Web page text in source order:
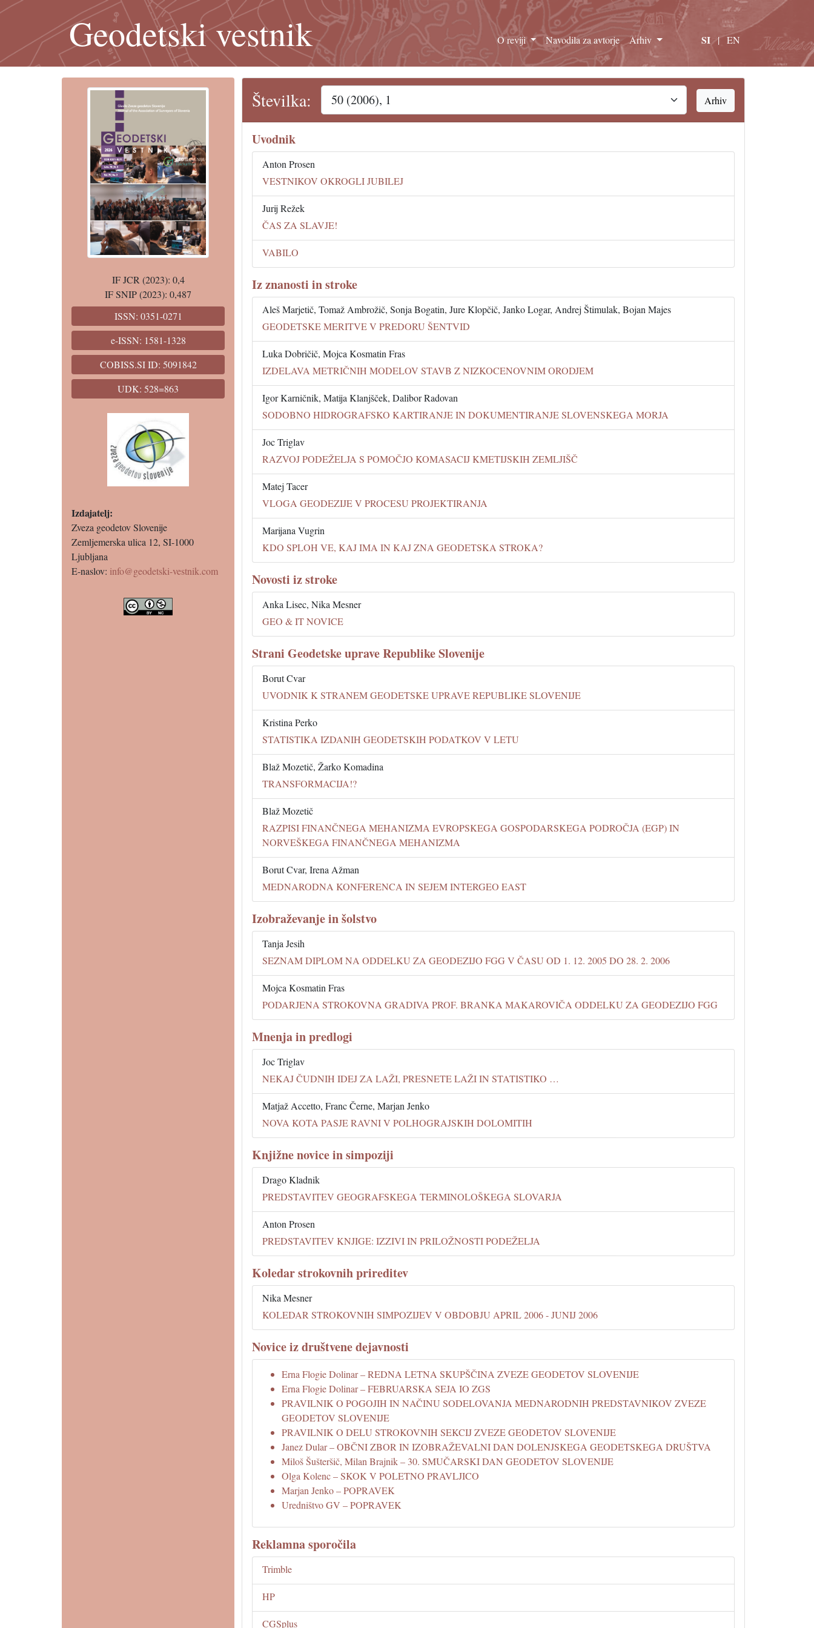
Geodetski vestnik O reviji Navodila za avtorje Arhiv SI | EN
IF JCR (2023): 0,4
IF SNIP (2023): 0,487
ISSN: 0351-0271
e-ISSN: 1581-1328
COBISS.SI ID: 5091842
UDK: 528=863
Izdajatelj:
Zveza geodetov Slovenije
Zemljemerska ulica 12, SI-1000
Ljubljana
E-naslov: info@geodetski-vestnik.com
Številka: Arhiv
Uvodnik
Anton Prosen
VESTNIKOV OKROGLI JUBILEJ
Jurij Režek
ČAS ZA SLAVJE!
VABILO
Iz znanosti in stroke
Aleš Marjetič, Tomaž Ambrožič, Sonja Bogatin, Jure Klopčič, Janko Logar, Andrej Štimulak, Bojan Majes
GEODETSKE MERITVE V PREDORU ŠENTVID
Luka Dobričič, Mojca Kosmatin Fras
IZDELAVA METRIČNIH MODELOV STAVB Z NIZKOCENOVNIM ORODJEM
Igor Karničnik, Matija Klanjšček, Dalibor Radovan
SODOBNO HIDROGRAFSKO KARTIRANJE IN DOKUMENTIRANJE SLOVENSKEGA MORJA
Joc Triglav
RAZVOJ PODEŽELJA S POMOČJO KOMASACIJ KMETIJSKIH ZEMLJIŠČ
Matej Tacer
VLOGA GEODEZIJE V PROCESU PROJEKTIRANJA
Marijana Vugrin
KDO SPLOH VE, KAJ IMA IN KAJ ZNA GEODETSKA STROKA?
Novosti iz stroke
Anka Lisec, Nika Mesner
GEO & IT NOVICE
Strani Geodetske uprave Republike Slovenije
Borut Cvar
UVODNIK K STRANEM GEODETSKE UPRAVE REPUBLIKE SLOVENIJE
Kristina Perko
STATISTIKA IZDANIH GEODETSKIH PODATKOV V LETU
Blaž Mozetič, Žarko Komadina
TRANSFORMACIJA!?
Blaž Mozetič
RAZPISI FINANČNEGA MEHANIZMA EVROPSKEGA GOSPODARSKEGA PODROČJA (EGP) IN
NORVEŠKEGA FINANČNEGA MEHANIZMA
Borut Cvar, Irena Ažman
MEDNARODNA KONFERENCA IN SEJEM INTERGEO EAST
Izobraževanje in šolstvo
Tanja Jesih
SEZNAM DIPLOM NA ODDELKU ZA GEODEZIJO FGG V ČASU OD 1. 12. 2005 DO 28. 2. 2006
Mojca Kosmatin Fras
PODARJENA STROKOVNA GRADIVA PROF. BRANKA MAKAROVIČA ODDELKU ZA GEODEZIJO FGG
Mnenja in predlogi
Joc Triglav
NEKAJ ČUDNIH IDEJ ZA LAŽI, PRESNETE LAŽI IN STATISTIKO …
Matjaž Accetto, Franc Černe, Marjan Jenko
NOVA KOTA PASJE RAVNI V POLHOGRAJSKIH DOLOMITIH
Knjižne novice in simpoziji
Drago Kladnik
PREDSTAVITEV GEOGRAFSKEGA TERMINOLOŠKEGA SLOVARJA
Anton Prosen
PREDSTAVITEV KNJIGE: IZZIVI IN PRILOŽNOSTI PODEŽELJA
Koledar strokovnih prireditev
Nika Mesner
KOLEDAR STROKOVNIH SIMPOZIJEV V OBDOBJU APRIL 2006 - JUNIJ 2006
Novice iz društvene dejavnosti
Erna Flogie Dolinar – REDNA LETNA SKUPŠČINA ZVEZE GEODETOV SLOVENIJE
Erna Flogie Dolinar – FEBRUARSKA SEJA IO ZGS
PRAVILNIK O POGOJIH IN NAČINU SODELOVANJA MEDNARODNIH PREDSTAVNIKOV ZVEZE
GEODETOV SLOVENIJE
PRAVILNIK O DELU STROKOVNIH SEKCIJ ZVEZE GEODETOV SLOVENIJE
Janez Dular – OBČNI ZBOR IN IZOBRAŽEVALNI DAN DOLENJSKEGA GEODETSKEGA DRUŠTVA
Miloš Šušteršič, Milan Brajnik – 30. SMUČARSKI DAN GEODETOV SLOVENIJE
Olga Kolenc – SKOK V POLETNO PRAVLJICO
Marjan Jenko – POPRAVEK
Uredništvo GV – POPRAVEK
Reklamna sporočila
Trimble
HP
CGSplus